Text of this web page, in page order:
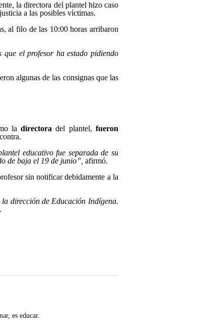
la directora del plantel hizo caso
a las posibles víctimas.
al filo de las 10:00 horas arribaron
el profesor ha estado pidiendo
algunas de las consignas que las
ladirectoradel plantel, fueron
educativo fue separada de su
de baja el 19 de junio”, afirmó.
sin notificar debidamente a la
dirección de Educación Indígena.
es educar.